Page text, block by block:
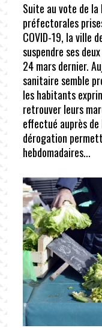
Suite au vote de
préfectorales
COVID-19, la ville
suspendre ses
24 mars dernier.
sanitaire semble
les habitants
retrouver leurs
effectué auprès
dérogation
hebdomadaires...